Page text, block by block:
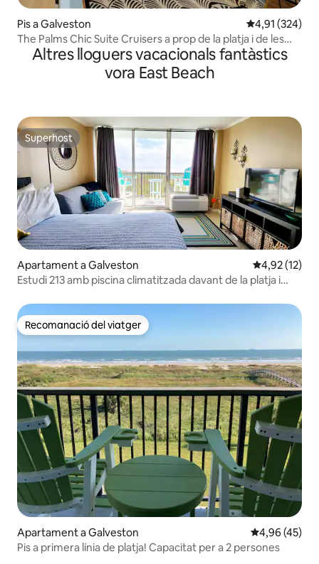
Pis a Galveston 4,91 de
4,91 (324)
The Palms Chic Suite Cruisers a prop de la platja i de les
bicicletes
Altres lloguers vacacionals fantàstics
vora East Beach
Superhost
Superhost
Apartament a Galveston 4,92 de
4,92 (12)
Estudi 213 amb piscina climatitzada davant de la platja i
Recomanació del viatger
Recomanació del viatger
Apartament a Galveston 4,96 de
4,96 (45)
Pis a primera línia de platja! Capacitat per a 2 persones